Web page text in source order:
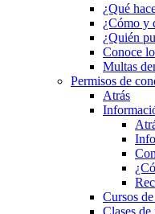
¿Qué
¿Cómo y
¿Quién
Conoce
Multas
Permisos de
Atrás
Cursos